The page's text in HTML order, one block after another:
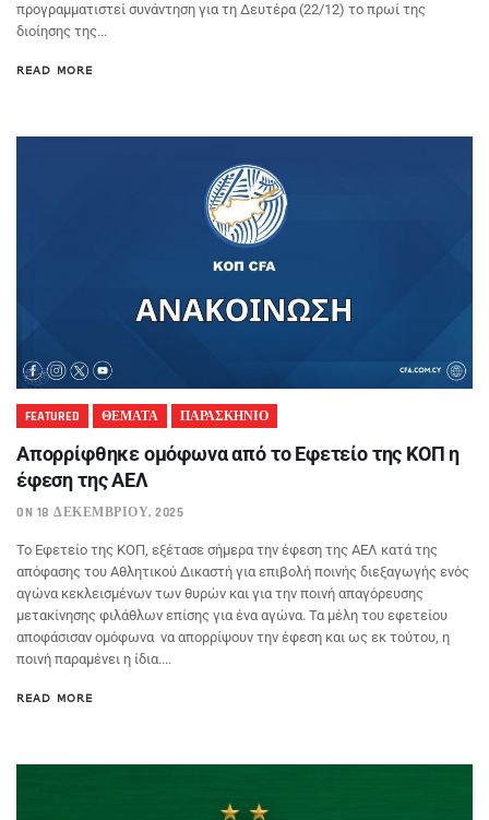
προγραμματιστεί συνάντηση για τη Δευτέρα (22/12) το πρωί της
διοίησης της...
READ MORE
FEATURED ΘΕΜΑΤΑ ΠΑΡΑΣΚΗΝΙΟ
Απορρίφθηκε ομόφωνα από το Εφετείο της ΚΟΠ η
έφεση της ΑΕΛ
ON 18 ΔΕΚΕΜΒΡΊΟΥ, 2025
Το Εφετείο της ΚΟΠ, εξέτασε σήμερα την έφεση της ΑΕΛ κατά της
απόφασης του Αθλητικού Δικαστή για επιβολή ποινής διεξαγωγής ενός
αγώνα κεκλεισμένων των θυρών και για την ποινή απαγόρευσης
μετακίνησης φιλάθλων επίσης για ένα αγώνα. Τα μέλη του εφετείου
αποφάσισαν ομόφωνα να απορρίψουν την έφεση και ως εκ τούτου, η
ποινή παραμένει η ίδια....
READ MORE